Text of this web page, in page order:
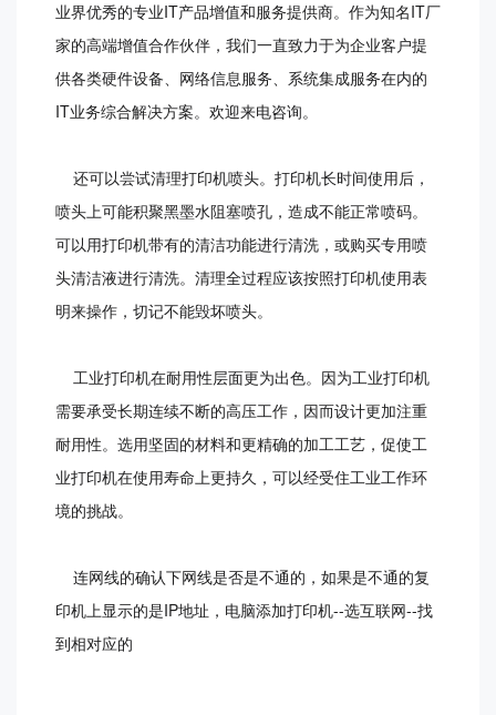
业界优秀的专业IT产品增值和服务提供商。作为知名IT厂
家的高端增值合作伙伴，我们一直致力于为企业客户提
供各类硬件设备、网络信息服务、系统集成服务在内的
IT业务综合解决方案。欢迎来电咨询。
还可以尝试清理打印机喷头。打印机长时间使用后，
喷头上可能积聚黑墨水阻塞喷孔，造成不能正常喷码。
可以用打印机带有的清洁功能进行清洗，或购买专用喷
头清洁液进行清洗。清理全过程应该按照打印机使用表
明来操作，切记不能毁坏喷头。
工业打印机在耐用性层面更为出色。因为工业打印机
需要承受长期连续不断的高压工作，因而设计更加注重
耐用性。选用坚固的材料和更精确的加工工艺，促使工
业打印机在使用寿命上更持久，可以经受住工业工作环
境的挑战。
连网线的确认下网线是否是不通的，如果是不通的复
印机上显示的是IP地址，电脑添加打印机--选互联网--找
到相对应的